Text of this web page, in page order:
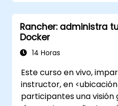
kubernetes-
ckad/
Rancher: administra
Docker
14 Horas
Este curso en vivo,
instructor, en
participantes una visión